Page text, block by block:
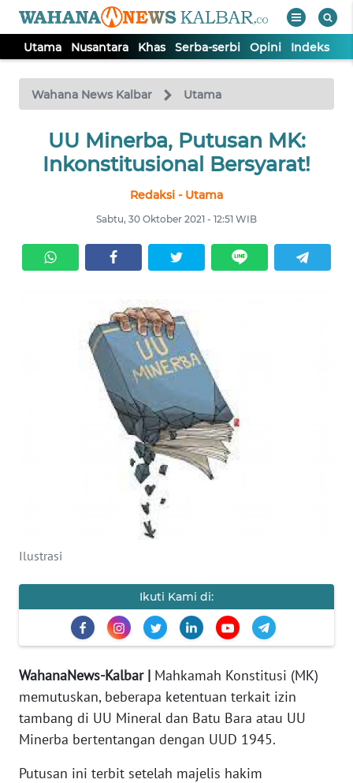
Utama Nusantara Khas Serba-serbi Opini Indeks
Wahana News Kalbar Utama
UU Minerba, Putusan MK:
Inkonstitusional Bersyarat!
Redaksi - Utama
Sabtu, 30 Oktober 2021 - 12:51 WIB
Ilustrasi
Ikuti Kami di:
WahanaNews-Kalbar | Mahkamah Konstitusi (MK)
memutuskan, beberapa ketentuan terkait izin
tambang di UU Mineral dan Batu Bara atau UU
Minerba bertentangan dengan UUD 1945.
Putusan ini terbit setelah majelis hakim
TV
Tutup
UTAMA
SERBA-
TENTANG
PEDOMAN
SIBER
REDAKSI